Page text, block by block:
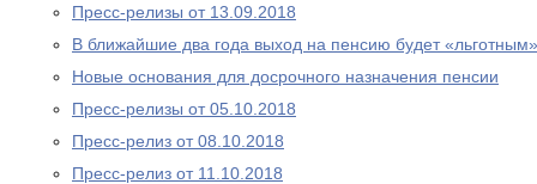
Пресс-релизы от 13.09.2018
В ближайшие два года выход на пенсию будет «льготным»
Новые основания для досрочного назначения пенсии
Пресс-релизы от 05.10.2018
Пресс-релиз от 08.10.2018
Пресс-релиз от 11.10.2018